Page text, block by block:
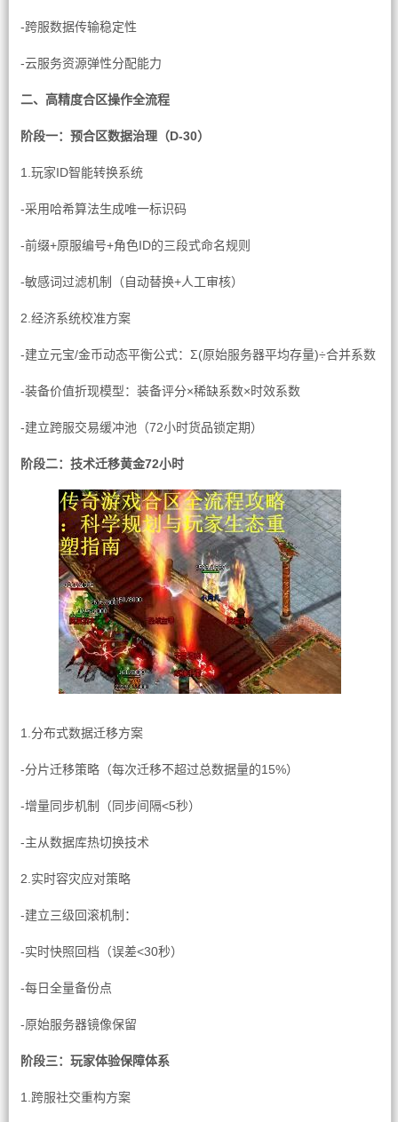
-跨服数据传输稳定性
-云服务资源弹性分配能力
二、高精度合区操作全流程
阶段一：预合区数据治理（D-30）
1.玩家ID智能转换系统
-采用哈希算法生成唯一标识码
-前缀+原服编号+角色ID的三段式命名规则
-敏感词过滤机制（自动替换+人工审核）
2.经济系统校准方案
-建立元宝/金币动态平衡公式：Σ(原始服务器平均存量)÷合并系数
-装备价值折现模型：装备评分×稀缺系数×时效系数
-建立跨服交易缓冲池（72小时货品锁定期）
阶段二：技术迁移黄金72小时
1.分布式数据迁移方案
-分片迁移策略（每次迁移不超过总数据量的15%）
-增量同步机制（同步间隔<5秒）
-主从数据库热切换技术
2.实时容灾应对策略
-建立三级回滚机制：
-实时快照回档（误差<30秒）
-每日全量备份点
-原始服务器镜像保留
阶段三：玩家体验保障体系
1.跨服社交重构方案